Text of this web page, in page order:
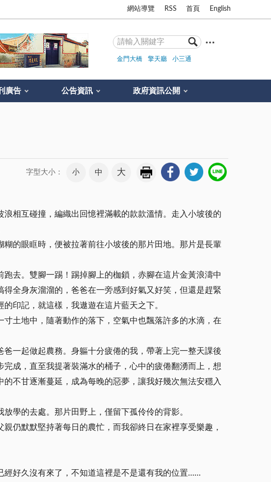
網站導覽 RSS 首頁 English
金門大橋 擎天廳 小三通
廣告 公告資訊 政府資訊公開
字型大小： 小 中 大
相互碰撞，編織出回憶裡滿載的款款溫情。走入小坡後的
的眼眶時，便被拉著前往小坡後的那片田地。那片是長輩
去。雙腳一踢！踢掉腳上的枷鎖，赤腳在這片金黃浪濤中
全身灰溜溜的，爸爸在一旁感到好氣又好笑，但還是趕緊
印記，就這樣，我遨遊在這片藍天之下。
土地中，隨著動作的落下，空氣中也飄落許多的水滴，在
一起做起農務。身軀十分疲倦的我，帶著上完一整天課後
成，直至我提著裝滿水的桶子，心中的疲倦翻湧而上，想
不甘逐漸蔓延，成為每晚的惡夢，讓我好幾次無法安穩入
學的去處。那片田野上，僅留下孤伶伶的背影。
仍默默堅持著每日的農忙，而我卻終日在家裡享受樂趣，
經好久沒有來了，不知道這裡是不是還有我的位置……